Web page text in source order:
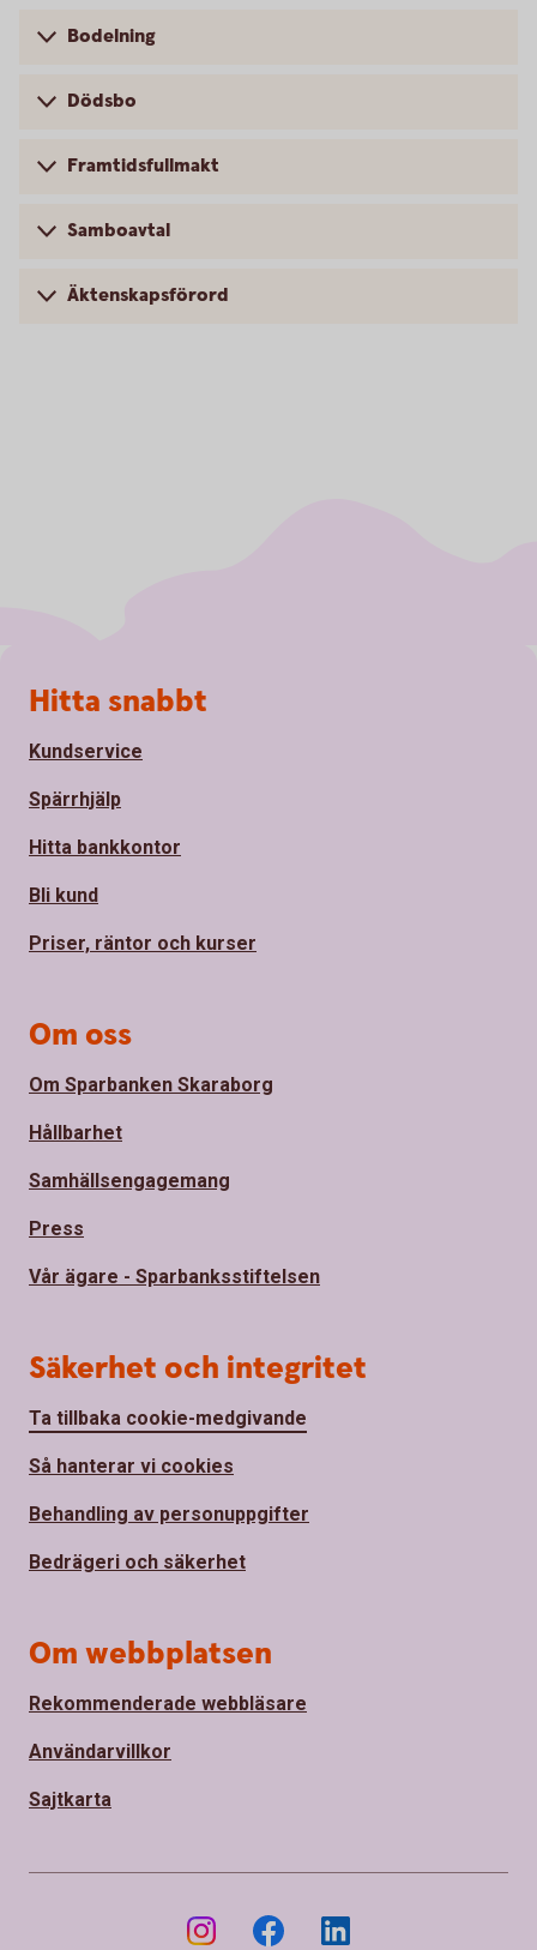
Bodelning
Dödsbo
Framtidsfullmakt
Samboavtal
Äktenskapsförord
Sidfot
Hitta snabbt
Kundservice
Spärrhjälp
Hitta bankkontor
Bli kund
Priser, räntor och kurser
Om oss
Om Sparbanken Skaraborg
Hållbarhet
Samhällsengagemang
Press
Vår ägare - Sparbanksstiftelsen
Säkerhet och integritet
Ta tillbaka cookie-medgivande
Så hanterar vi cookies
Behandling av personuppgifter
Bedrägeri och säkerhet
Om webbplatsen
Rekommenderade webbläsare
Användarvillkor
Sajtkarta